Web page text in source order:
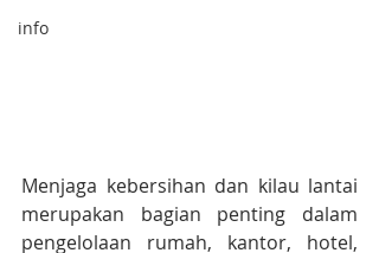
info
Menjaga kebersihan dan kilau lantai
merupakan bagian penting dalam
pengelolaan rumah, kantor, hotel,